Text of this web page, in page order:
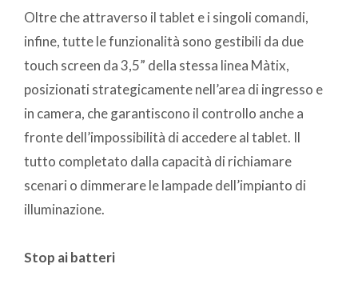
Oltre che attraverso il tablet e i singoli comandi,
infine, tutte le funzionalità sono gestibili da due
touch screen da 3,5” della stessa linea Màtix,
posizionati strategicamente nell’area di ingresso e
in camera, che garantiscono il controllo anche a
fronte dell’impossibilità di accedere al tablet. Il
tutto completato dalla capacità di richiamare
scenari o dimmerare le lampade dell’impianto di
illuminazione.
Stop ai batteri